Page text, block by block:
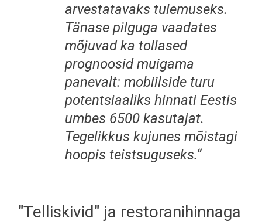
arvestatavaks tulemuseks.
Tänase pilguga vaadates
mõjuvad ka tollased
prognoosid muigama
panevalt: mobiilside turu
potentsiaaliks hinnati Eestis
umbes 6500 kasutajat.
Tegelikkus kujunes mõistagi
hoopis teistsuguseks.“
"Telliskivid" ja restoranihinnaga